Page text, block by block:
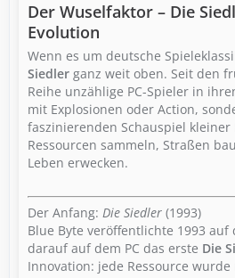
Der Wuselfaktor – Die
Evolution
Wenn es um deutsche
Siedler ganz weit oben. Seit den
Reihe unzählige PC-Spieler in
mit Explosionen oder Action,
faszinierenden Schauspiel kleiner
Ressourcen sammeln, Straßen
Leben erwecken.
Der Anfang: Die Siedler (1993)
Blue Byte veröffentlichte 1993 auf
darauf auf dem PC das erste Die
Innovation: jede Ressource